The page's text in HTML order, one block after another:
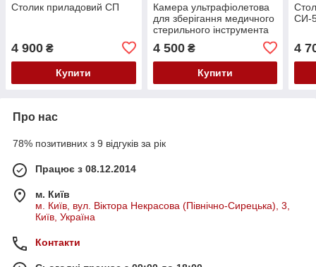
Столик приладовий СП
4 900 ₴
Купити
Камера ультрафіолетова
для зберігання медичного
стерильного інструмента
4 500₴
Купити
СИ-
4
Про нас
78% позитивних з 9 відгуків за рік
Працює з 08.12.2014
м. Київ
м. Київ, вул. Віктора Некрасова (Північно-Сирецька), 3,
Київ, Україна
Контакти